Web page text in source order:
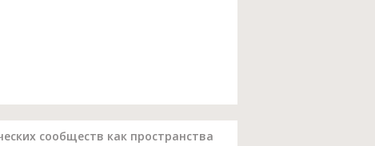
сообществ как пространства